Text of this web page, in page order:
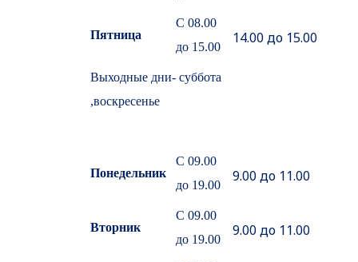
Пятница
С 08.00
до 15.00
14.00 до 15.00
Выходные дни- суббота
,воскресенье
Понедельник
С 09.00
до 19.00
9.00 до 11.00
Вторник
С 09.00
до 19.00
9.00 до 11.00